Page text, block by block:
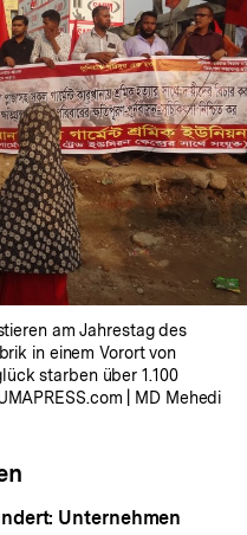
am Jahrestag des
in einem Vorort von
starben über 1.100
| MD Mehedi
Unternehmen